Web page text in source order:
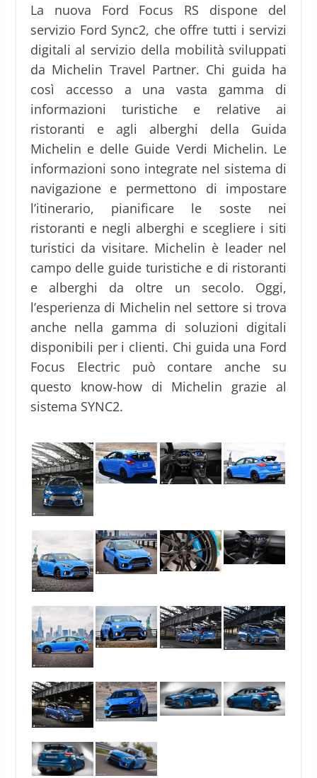
La nuova Ford Focus RS dispone del
servizio Ford Sync2, che offre tutti i servizi
digitali al servizio della mobilità sviluppati
da Michelin Travel Partner. Chi guida ha
così accesso a una vasta gamma di
informazioni turistiche e relative ai
ristoranti e agli alberghi della Guida
Michelin e delle Guide Verdi Michelin. Le
informazioni sono integrate nel sistema di
navigazione e permettono di impostare
l’itinerario, pianificare le soste nei
ristoranti e negli alberghi e scegliere i siti
turistici da visitare. Michelin è leader nel
campo delle guide turistiche e di ristoranti
e alberghi da oltre un secolo. Oggi,
l’esperienza di Michelin nel settore si trova
anche nella gamma di soluzioni digitali
disponibili per i clienti. Chi guida una Ford
Focus Electric può contare anche su
questo know-how di Michelin grazie al
sistema SYNC2.